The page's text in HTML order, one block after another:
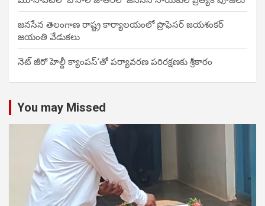
జనసేన తెలంగాణ రాష్ట్ర కార్యాలయంలో ప్రొఫెసర్ జయశంకర్
జయంతి వేడుకలు
నెట్ జీరో హెల్దీ క్యాంపస్’తో పర్యావరణ పరిరక్షణకు శ్రీకారం
You may Missed